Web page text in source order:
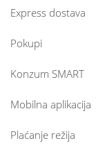
Express dostava
Pokupi
Konzum SMART
Mobilna aplikacija
Plaćanje režija